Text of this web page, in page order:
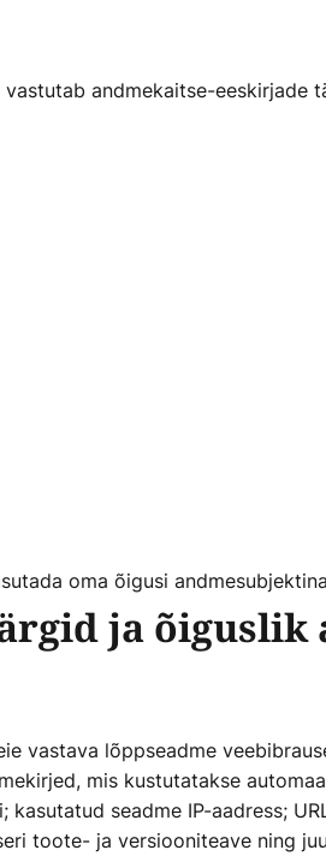
andmekaitse-eeskirjade
oma õigusi
ja õiguslik
vastava lõppseadme
mis kustutatakse
seadme IP-aadress;
toote- ja versiooniteave ning